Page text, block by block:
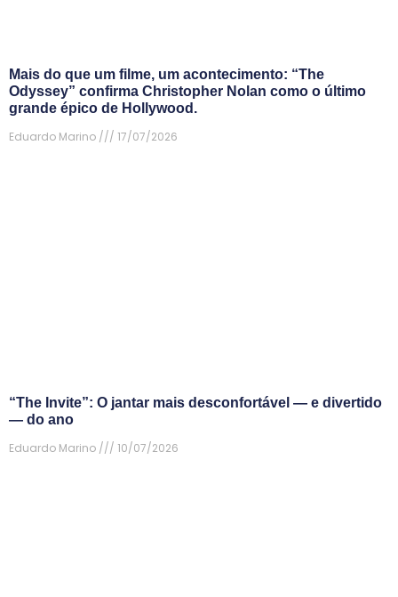
Mais do que um filme, um acontecimento: “The
Odyssey” confirma Christopher Nolan como o último
grande épico de Hollywood.
Eduardo Marino
17/07/2026
“The Invite”: O jantar mais desconfortável — e divertido
— do ano
Eduardo Marino
10/07/2026